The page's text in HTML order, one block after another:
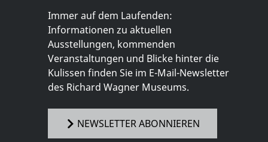
Immer auf dem Laufenden:
Informationen zu aktuellen
Ausstellungen, kommenden
Veranstaltungen und Blicke hinter die
Kulissen finden Sie im E-Mail-Newsletter
des Richard Wagner Museums.
NEWSLETTER ABONNIEREN